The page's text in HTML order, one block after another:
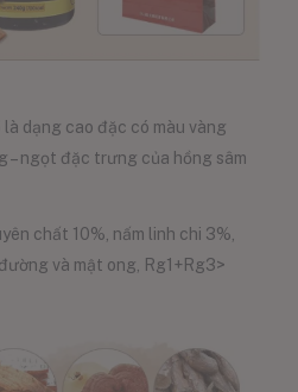
là dạng cao đặc có màu vàng
– ngọt đặc trưng của hồng sâm
chất 10%, nấm linh chi 3%,
và mật ong, Rg1+Rg3>